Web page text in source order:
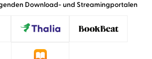
Download- und Streamingportalen